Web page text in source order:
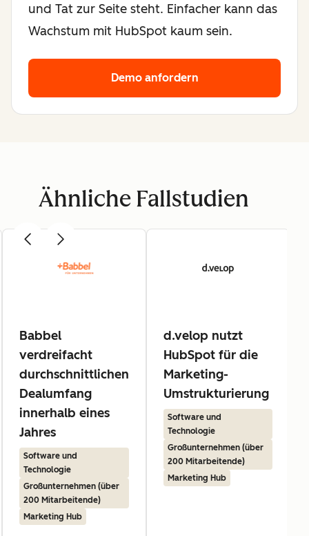
und Tat zur Seite steht. Einfacher kann das
Wachstum mit HubSpot kaum sein.
Demo anfordern
Ähnliche Fallstudien
Babbel
verdreifacht
durchschnittlichen
Dealumfang
innerhalb eines
Jahres
Software und
Technologie
Großunternehmen (über
200 Mitarbeitende)
Marketing Hub
d.velop nutzt
HubSpot für die
Marketing-
Umstrukturierung
Software und
Technologie
Großunternehmen (über
200 Mitarbeitende)
Marketing Hub